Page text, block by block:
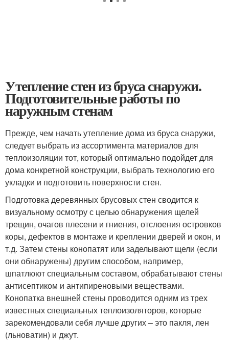
Утепление стен из бруса снаружи.
Подготовительные работы по
наружным стенам
Прежде, чем начать утепление дома из бруса снаружи,
следует выбрать из ассортимента материалов для
теплоизоляции тот, который оптимально подойдет для
дома конкретной конструкции, выбрать технологию его
укладки и подготовить поверхности стен.
Подготовка деревянных брусовых стен сводится к
визуальному осмотру с целью обнаружения щелей
трещин, очагов плесени и гниения, отслоения островков
коры, дефектов в монтаже и креплении дверей и окон, и
т.д. Затем стены конопатят или заделывают щели (если
они обнаружены) другим способом, например,
шпатлюют специальным составом, обрабатывают стены
антисептиком и антипиреновыми веществами.
Конопатка внешней стены проводится одним из трех
известных специальных теплоизоляторов, которые
зарекомендовали себя лучше других – это пакля, лен
(льноватин) и джут.